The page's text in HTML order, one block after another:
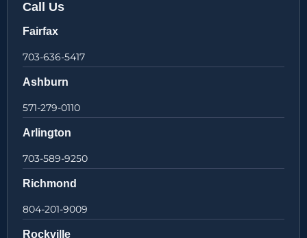
Call Us
Fairfax
703-636-5417
Ashburn
571-279-0110
Arlington
703-589-9250
Richmond
804-201-9009
Rockville